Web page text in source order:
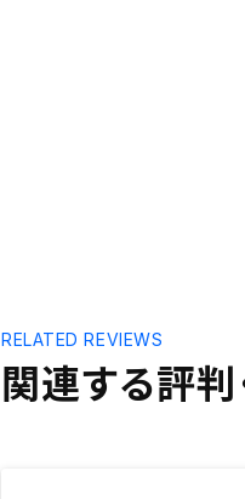
関連する評判
RELATED REVIEWS